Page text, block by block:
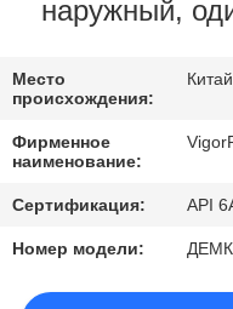
КОНТРОЛЬ
ДАННЫЕ
ОТПРАВИТЬ
ЗАПРОС
наружный,
Место
происхождения:
Китай
Фирменное
наименование:
Сертификация: API
Номер модели: